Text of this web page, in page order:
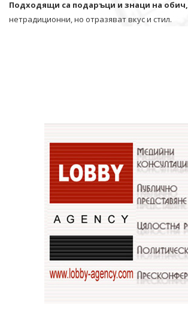
Подходящи са подаръци и знаци на обич,
нетрадиционни, но отразяват вкус и стил.